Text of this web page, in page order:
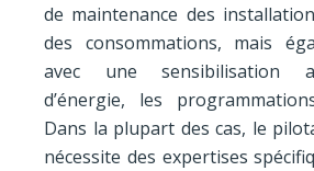
de maintenance des
des consommations, mais
avec une sensibilisation
d’énergie, les
Dans la plupart des cas, le
nécessite des expertises